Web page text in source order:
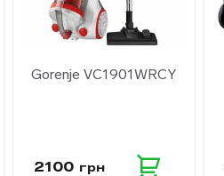
Gorenje VC1901WRCY
2100 грн